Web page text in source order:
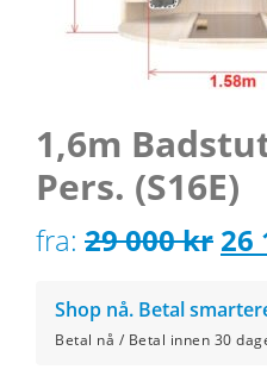
1,6m
Pers. (S16E)
fra: 29 000kr 26
Shop nå. Betal
Betal nå / Betal innen 30